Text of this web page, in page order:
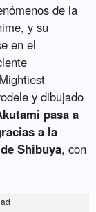
de la
y su
en el
y dibujado
pasa a
a la
Shibuya, con